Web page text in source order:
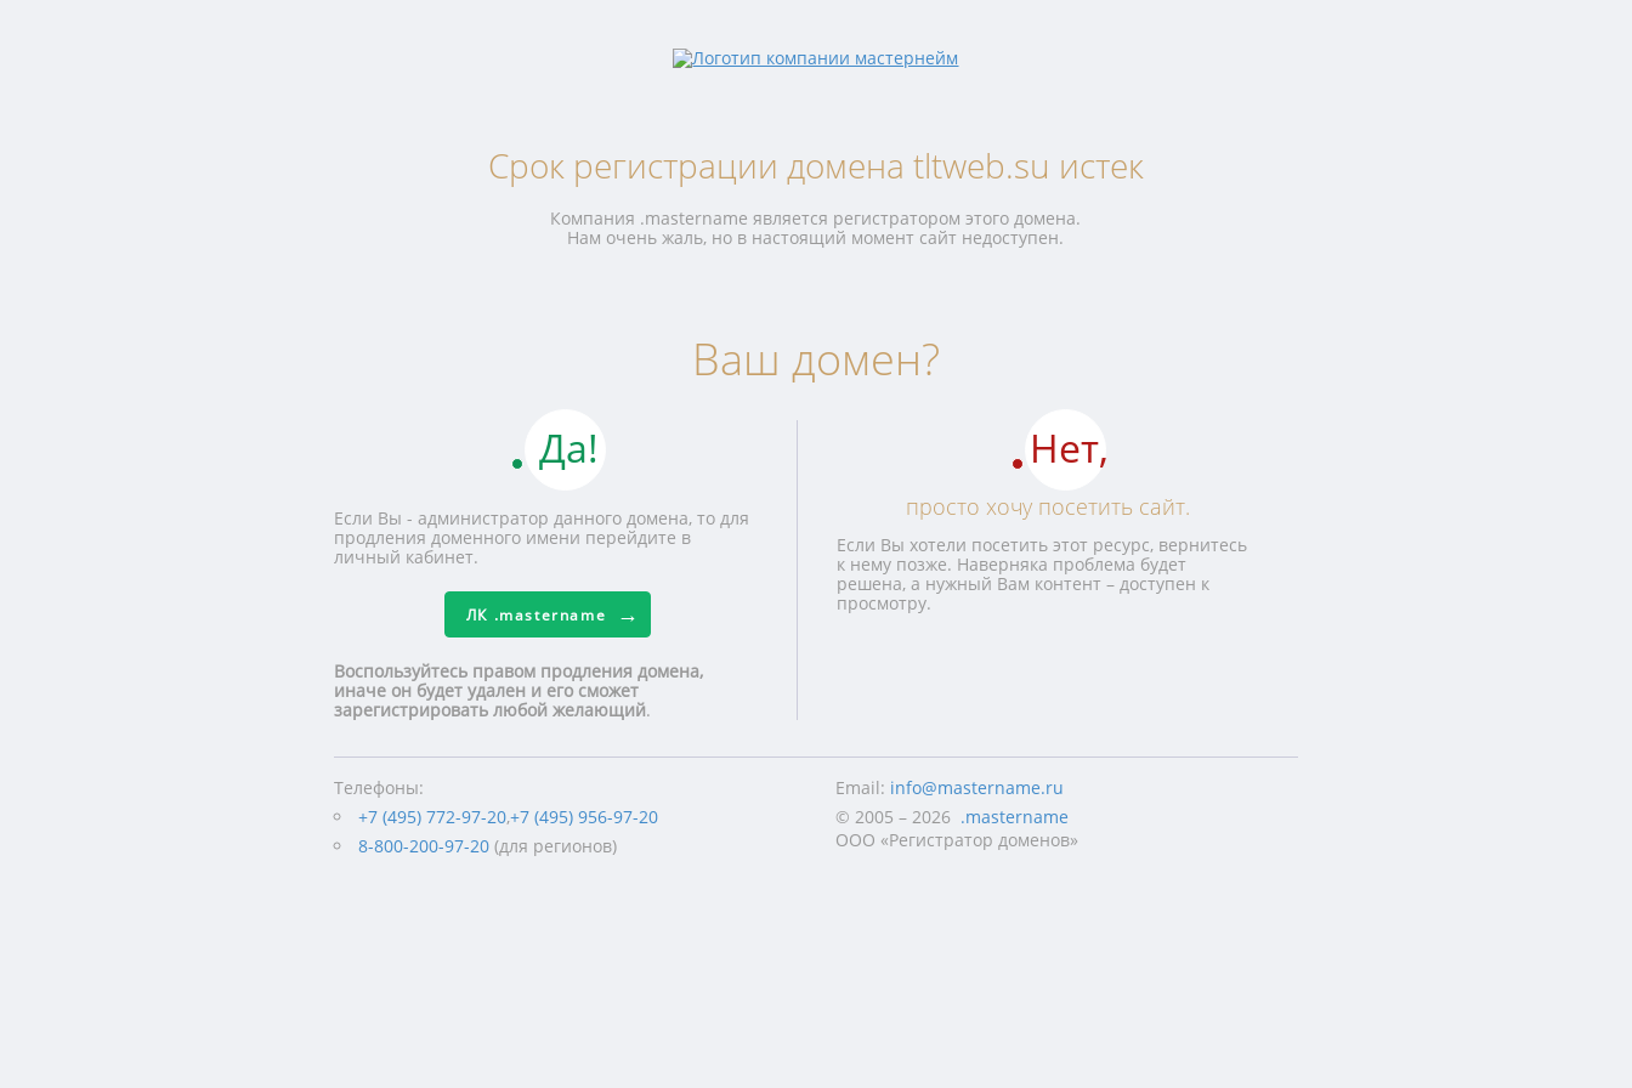
Срок регистрации домена tltweb.su истек
Компания .mastername является регистратором этого домена.
Нам очень жаль, но в настоящий момент сайт недоступен.
Ваш домен?
Да!
Если Вы - администратор данного домена, то для
продления доменного имени перейдите в
личный кабинет.
ЛК .mastername
Воспользуйтесь правом продления домена,
иначе он будет удален и его сможет
зарегистрировать любой желающий.
Нет,
просто хочу посетить сайт.
Если Вы хотели посетить этот ресурс, вернитесь
к нему позже. Наверняка проблема будет
решена, а нужный Вам контент – доступен к
просмотру.
Телефоны:
+7 (495) 772-97-20,+7 (495) 956-97-20
8-800-200-97-20 (для регионов)
Email: info@mastername.ru
© 2005 – 2026 .mastername
ООО «Регистратор доменов»